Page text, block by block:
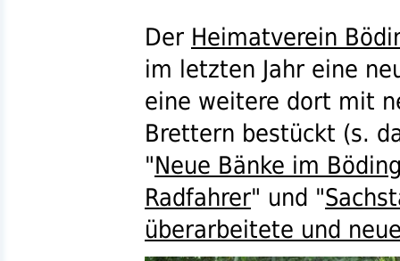
Der Heimatverein
im letzten Jahr eine
eine weitere dort mit
Brettern bestückt (s.
"Neue Bänke im
Radfahrer" und "
überarbeitete und